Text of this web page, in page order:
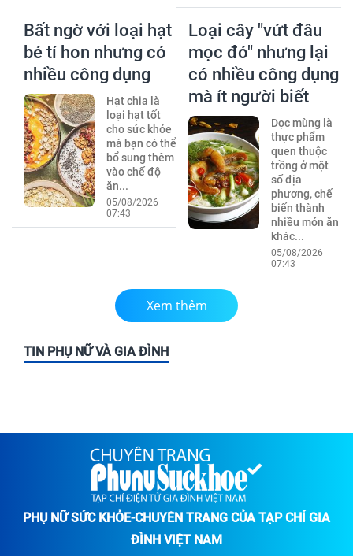
Bất ngờ với loại hạt
bé tí hon nhưng có
nhiều công dụng
Hạt chia là
loại hạt tốt
cho sức khỏe
mà bạn có thể
bổ sung thêm
vào chế độ
ăn...
05/08/2026
07:43
Loại cây "vứt đâu
mọc đó" nhưng lại
có nhiều công dụng
mà ít người biết
Dọc mùng là
thực phẩm
quen thuộc
trồng ở một
số địa
phương, chế
biến thành
nhiều món ăn
khác...
05/08/2026
07:43
Xem thêm
TIN PHỤ NỮ VÀ GIA ĐÌNH
PHỤ NỮ SỨC KHỎE-CHUYÊN TRANG CỦA TẠP CHÍ GIA
ĐÌNH VIỆT NAM